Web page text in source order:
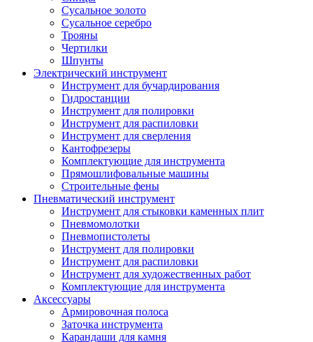
Сусальное золото
Сусальное серебро
Трояны
Чертилки
Шпунты
Электрический инструмент
Инструмент для бучардирования
Гидростанции
Инструмент для полировки
Инструмент для распиловки
Инструмент для сверления
Кантофрезеры
Комплектующие для инструмента
Прямошлифовальные машины
Строительные фены
Пневматический инструмент
Инструмент для стыковки каменных плит
Пневмомолотки
Пневмопистолеты
Инструмент для полировки
Инструмент для распиловки
Инструмент для художественных работ
Комплектующие для инструмента
Аксессуары
Армировочная полоса
Заточка инструмента
Карандаши для камня